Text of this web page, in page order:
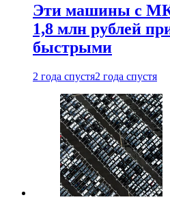
Эти машины с
1,8 млн рублей
быстрыми
2 года спустя2 года спустя